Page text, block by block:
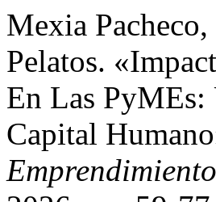
Mexia
Pelatos.
En Las PyMEs:
Capital